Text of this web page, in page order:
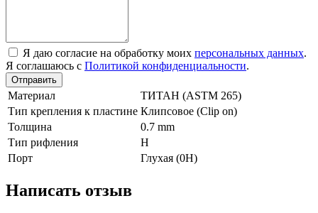
Я даю согласие на обработку моих персональных данных.
Я соглашаюсь с Политикой конфиденциальности.
Отправить
Материал
TИТАН (ASTM 265)
Тип крепления к пластине Клипсовое (Clip on)
Толщина
0.7 mm
Тип рифления
H
Порт
Глухая (0Н)
Написать отзыв